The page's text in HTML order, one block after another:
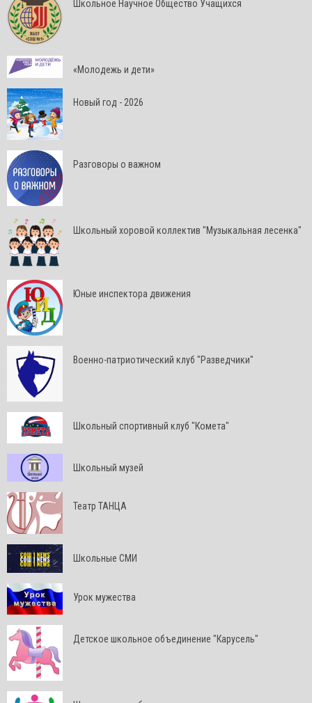
Школьное Научное Общество Учащихся
«Молодежь и дети»
Новый год - 2026
Разговоры о важном
Школьный хоровой коллектив "Музыкальная лесенка"
Юные инспектора движения
Военно-патриотический клуб "Разведчики"
Школьный спортивный клуб "Комета"
Школьный музей
Театр ТАНЦА
Школьные СМИ
Урок мужества
Детское школьное объединение "Карусель"